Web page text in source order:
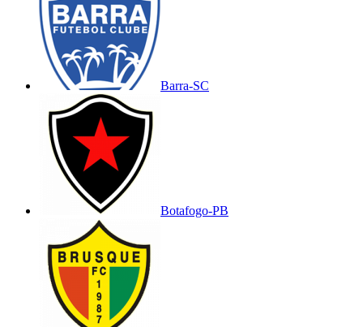
Barra-SC
Botafogo-PB